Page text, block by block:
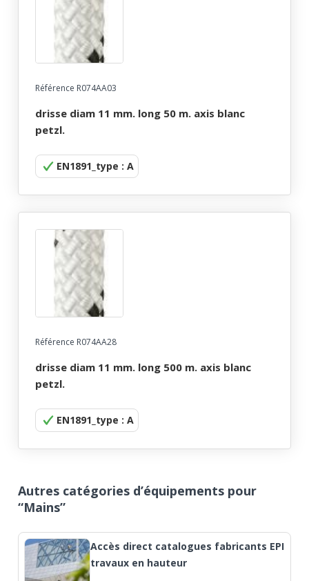
Référence R074AA03
drisse diam 11 mm. long 50 m. axis blanc
petzl.
EN1891_type : A
Référence R074AA28
drisse diam 11 mm. long 500 m. axis blanc
petzl.
EN1891_type : A
Autres catégories d’équipements pour
“Mains”
Accès direct catalogues fabricants EPI
travaux en hauteur